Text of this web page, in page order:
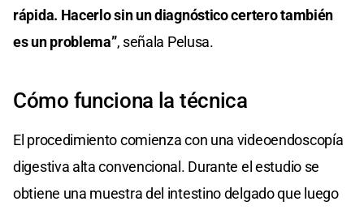
rápida. Hacerlo sin un diagnóstico certero también
es un problema”, señala Pelusa.
Cómo funciona la técnica
El procedimiento comienza con una videoendoscopía
digestiva alta convencional. Durante el estudio se
obtiene una muestra del intestino delgado que luego